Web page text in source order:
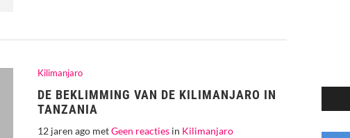
Kilimanjaro
DE BEKLIMMING VAN DE KILIMANJARO IN
TANZANIA
12 jaren ago metGeen reacties in Kilimanjaro